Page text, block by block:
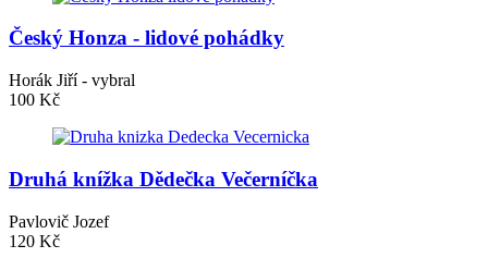
Český Honza - lidové pohádky
Horák Jiří - vybral
100 Kč
Druhá knížka Dědečka Večerníčka
Pavlovič Jozef
120 Kč